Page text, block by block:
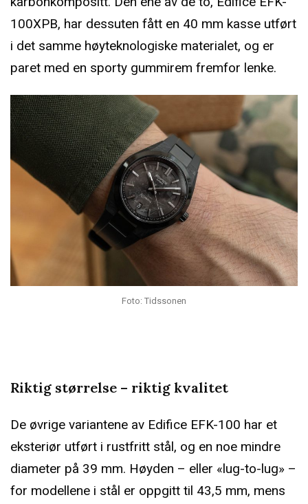
100XPB, har dessuten fått en 40 mm kasse utført
i det samme høyteknologiske materialet, og er
paret med en sporty gummirem fremfor lenke.
Foto: Tidssonen
Riktig størrelse – riktig kvalitet
De øvrige variantene av Edifice EFK-100 har et
eksteriør utført i rustfritt stål, og en noe mindre
diameter på 39 mm. Høyden – eller «lug-to-lug» –
for modellene i stål er oppgitt til 43,5 mm, mens